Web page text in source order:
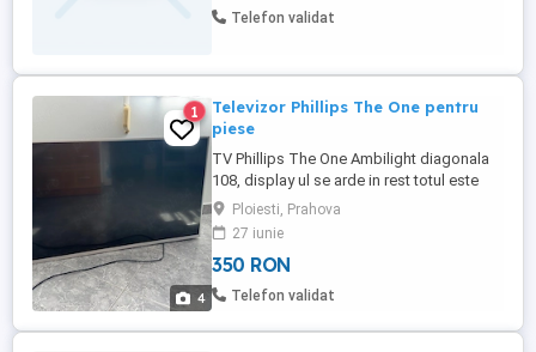
Telefon validat
4
1
Televizor Phillips The One pentru
piese
TV Phillips The One Ambilight diagonala
108, display ul se arde in rest totul este
perfect functional Predare personala in
Ploiesti , nu trimit prin curier
Ploiesti, Prahova
27 iunie
350 RON
Telefon validat